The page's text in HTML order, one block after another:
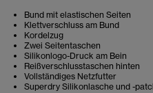
Bund mit elastischen Seiten
Klettverschluss am Bund
Kordelzug
Zwei Seitentaschen
Silikonlogo-Druck am Bein
Reißverschlusstaschen hinten
Vollständiges Netzfutter
Superdry Silikonlasche und -